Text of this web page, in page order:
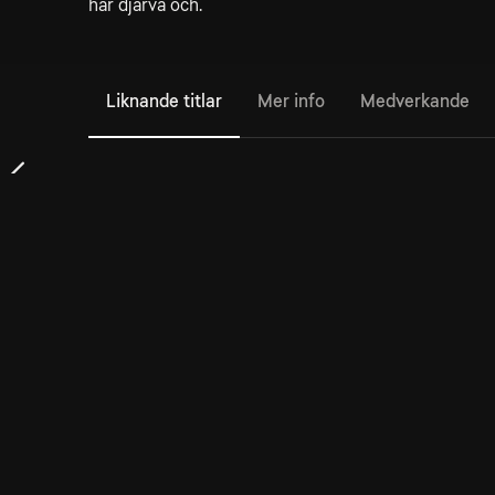
här djärva och.
Liknande titlar Mer info Medverkande